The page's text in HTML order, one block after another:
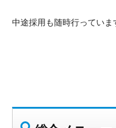
中途採用も随時行っていま